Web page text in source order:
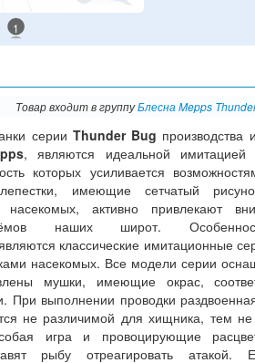
1
Товар входит в группуБлесна Mepps
серии Thunder Bug производства
, являются идеальной
которых усиливается
имеющие сетчатый
насекомых, активно привлекают
наших широт.
классические имитационные
насекомых. Все модели серии
мушки, имеющие окрас,
При выполнении проводки
не различимой для хищника, тем
игра и провоцирующие
рыбу отреагировать